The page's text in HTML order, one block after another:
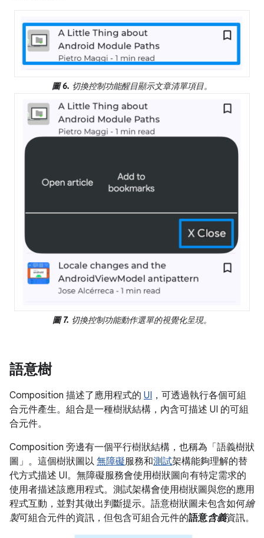
圖 6. 切換控制功能醒目顯示文章清單項目。
圖 7. 切換控制功能動作選單的視覺化呈現。
語意樹
Composition 描述了應用程式的 UI ，可透過執行各個可組
合元件產生。組合是一種樹狀結構，內含可描述 UI 的可組
合元件。
Composition 旁邊有一個平行樹狀結構，也稱為「語義樹狀
圖」 。這個樹狀圖以 無障礙服務和測試架構能夠理解的替
代方式描述 UI。無障礙服務會使用樹狀圖向有特定需求的
使用者描述該應用程式。測試架構會使用樹狀圖與您的應用
程式互動，並對其做出判斷提示。語意樹狀圖未包含如何繪
製可組合元件的資訊，但包含可組合元件的語意含義資訊。